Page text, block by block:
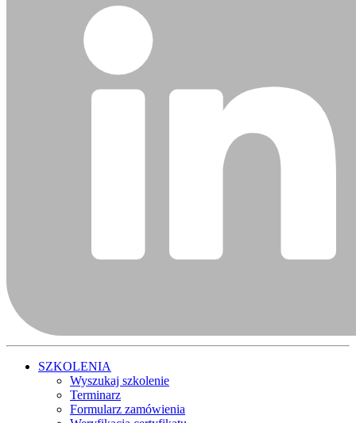
SZKOLENIA
Wyszukaj szkolenie
Terminarz
Formularz zamówienia